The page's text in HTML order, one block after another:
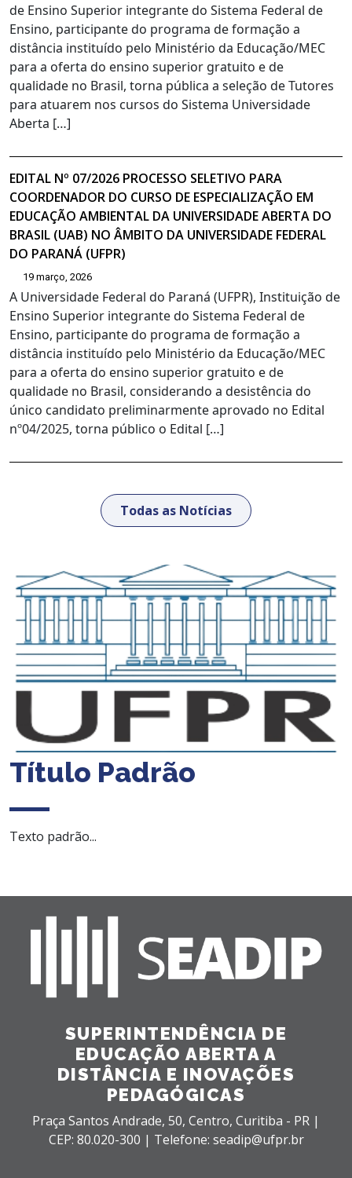
de Ensino Superior integrante do Sistema Federal de
Ensino, participante do programa de formação a
distância instituído pelo Ministério da Educação/MEC
para a oferta do ensino superior gratuito e de
qualidade no Brasil, torna pública a seleção de Tutores
para atuarem nos cursos do Sistema Universidade
Aberta […]
EDITAL Nº 07/2026 PROCESSO SELETIVO PARA
COORDENADOR DO CURSO DE ESPECIALIZAÇÃO EM
EDUCAÇÃO AMBIENTAL DA UNIVERSIDADE ABERTA DO
BRASIL (UAB) NO ÂMBITO DA UNIVERSIDADE FEDERAL
DO PARANÁ (UFPR)
19 março, 2026
A Universidade Federal do Paraná (UFPR), Instituição de
Ensino Superior integrante do Sistema Federal de
Ensino, participante do programa de formação a
distância instituído pelo Ministério da Educação/MEC
para a oferta do ensino superior gratuito e de
qualidade no Brasil, considerando a desistência do
único candidato preliminarmente aprovado no Edital
nº04/2025, torna público o Edital […]
Todas as Notícias
Título Padrão
Texto padrão...
SUPERINTENDÊNCIA DE
EDUCAÇÃO ABERTA A
DISTÂNCIA E INOVAÇÕES
PEDAGÓGICAS
Praça Santos Andrade, 50, Centro, Curitiba - PR |
CEP: 80.020-300 | Telefone: seadip@ufpr.br